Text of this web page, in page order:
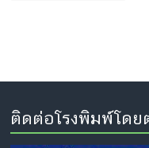
ติดต่อโรงพิมพ์โดย